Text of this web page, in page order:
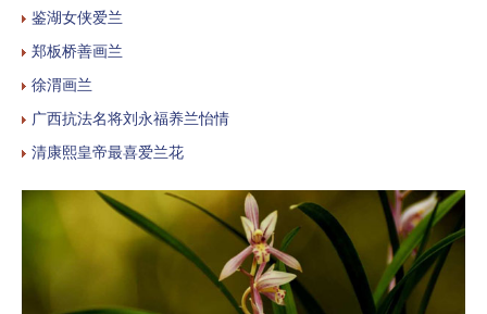
鉴湖女侠爱兰
郑板桥善画兰
徐渭画兰
广西抗法名将刘永福养兰怡情
清康熙皇帝最喜爱兰花